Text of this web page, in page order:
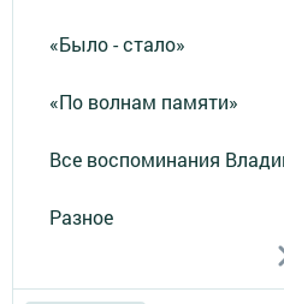
«Было - стало»
«По волнам памяти»
Все воспоминания
Разное